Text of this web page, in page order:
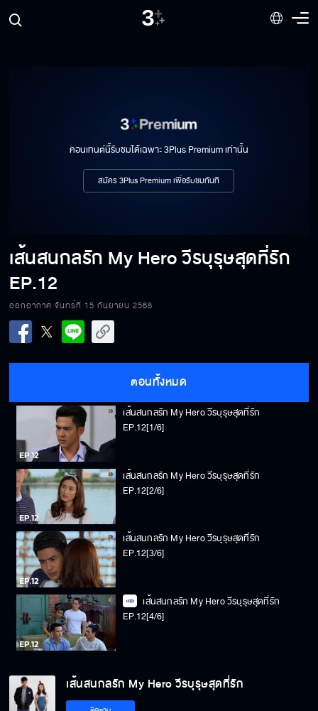
คอนเทนต์นี้รับชมได้เฉพาะ 3Plus Premium เท่านั้น
สมัคร 3Plus Premium เพื่อรับชมทันที
เส้นสนกลรัก My Hero วีรบุรุษสุดที่รัก
EP.12
ออกอากาศ จันทร์ที่ 15 กันยายน 2568
ตอนทั้งหมด
เส้นสนกลรัก My Hero วีรบุรุษสุดที่รัก
EP.12[1/6]
เส้นสนกลรัก My Hero วีรบุรุษสุดที่รัก
EP.12[2/6]
เส้นสนกลรัก My Hero วีรบุรุษสุดที่รัก
EP.12[3/6]
เส้นสนกลรัก My Hero วีรบุรุษสุดที่รัก
EP.12[4/6]
EP.12[5/6]
เส้นสนกลรัก My Hero วีรบุรุษสุดที่รัก